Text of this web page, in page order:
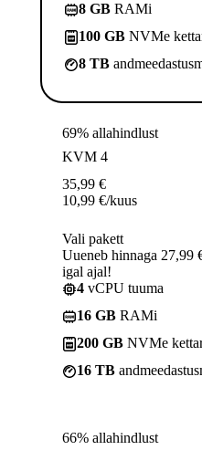
8 GB RAMi
100 GB NVMe
8 TB
69% allahindlust
KVM 4
35,99 €
10,99 €/kuus
Vali pakett
Uueneb hinnaga 27,99
igal ajal!
4 vCPU tuuma
16 GB RAMi
200 GB NVMe
16 TB
66% allahindlust